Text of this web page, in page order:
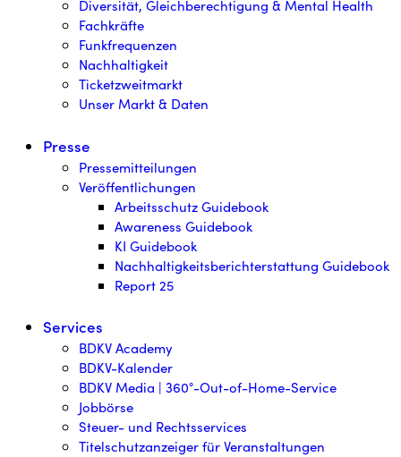
Diversität, Gleichberechtigung & Mental Health
Fachkräfte
Funkfrequenzen
Nachhaltigkeit
Ticketzweitmarkt
Unser Markt & Daten
Presse
Pressemitteilungen
Veröffentlichungen
Arbeitsschutz Guidebook
Awareness Guidebook
KI Guidebook
Nachhaltigkeitsberichterstattung Guidebook
Report 25
Services
BDKV Academy
BDKV-Kalender
BDKV Media | 360°-Out-of-Home-Service
Jobbörse
Steuer- und Rechtsservices
Titelschutzanzeiger für Veranstaltungen